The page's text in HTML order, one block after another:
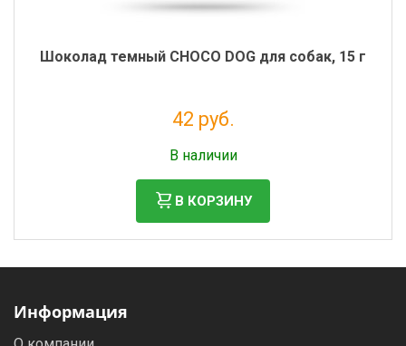
Шоколад темный CHOCO DOG для собак, 15 г
42 руб.
В наличии
В КОРЗИНУ
Информация